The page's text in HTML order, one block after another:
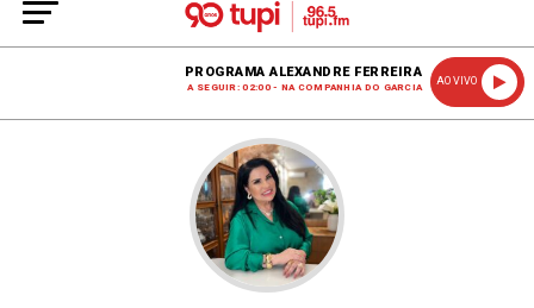
PROGRAMA ALEXANDRE FERREIRA
A SEGUIR: 02:00 - NA COMPANHIA DO GARCIA
AO VIVO